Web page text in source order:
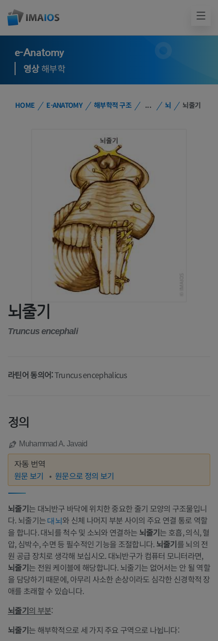
e-Anatomy
영상해부학
HOME E-ANATOMY 해부학적 구조 ... 뇌 뇌줄기
뇌줄기
Truncus encephali
라틴어 동의어:Truncus encephalicus
정의
Muhammad A. Javaid
자동 번역
원문 보기 원문으로 정의 보기
뇌줄기는 대뇌반구 바닥에 위치한 중요한 줄기 모양의 구조물입니
다. 뇌줄기는대뇌와 신체 나머지 부분 사이의 주요 연결 통로 역할
을 합니다. 대뇌를 척수 및 소뇌와 연결하는 뇌줄기는 호흡, 의식, 혈
압, 심박수, 수면 등 필수적인 기능을 조절합니다. 뇌줄기를 뇌의 전
원 공급 장치로 생각해 보십시오. 대뇌반구가 컴퓨터 모니터라면,
뇌줄기는 전원 케이블에 해당합니다. 뇌줄기는 없어서는 안 될 역할
을 담당하기 때문에, 아무리 사소한 손상이라도 심각한 신경학적 장
애를 초래할 수 있습니다.
뇌줄기의 부분:
뇌줄기는 해부학적으로 세 가지 주요 구역으로 나뉩니다: